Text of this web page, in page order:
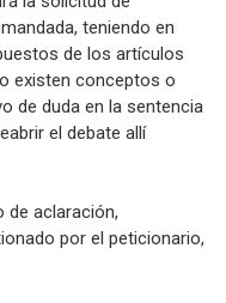
teniendo en
de los artículos
existen conceptos o
de duda en la sentencia
el debate allí
de aclaración,
por el peticionario,